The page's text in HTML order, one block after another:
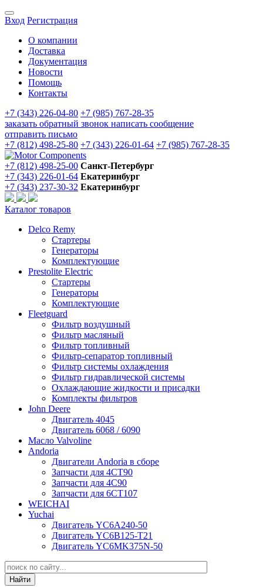
Вход Регистрация
О компании
Доставка
Документация
Новости
Помощь
Контакты
+7 (343) 226-04-80 +7 (985) 767-28-35
заказать обратный звонок написать сообщение
отправить письмо
+7 (812) 498-25-80 +7 (343) 226-01-64 +7 (985) 767-28-35
+7 (812) 498-25-00 Санкт-Петербург
+7 (343) 226-01-64 Екатеринбург
+7 (343) 237-30-32 Екатеринбург
Каталог товаров
Delco Remy
Стартеры
Генераторы
Комплектующие
Prestolite Electric
Стартеры
Генераторы
Комплектующие
Fleetguard
Фильтр воздушный
Фильтр масляный
Фильтр топливный
Фильтр-сепаратор топливный
Фильтр системы охлаждения
Фильтр гидравлической системы
Охлаждающие жидкости и присадки
Комплекты фильтров
John Deere
Двигатель 4045
Двигатель 6068 / 6090
Масло Valvoline
Andoria
Двигатели Andoria в сборе
Запчасти для 4CT90
Запчасти для 4С90
Запчасти для 6CT107
WEICHAI
Yuchai
Двигатель YC6A240-50
Двигатель YC6B125-T21
Двигатель YC6MK375N-50